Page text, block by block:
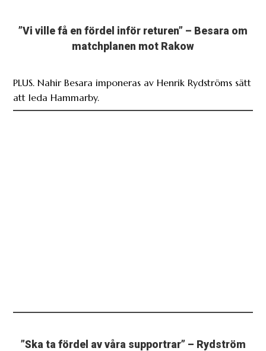
”Vi ville få en fördel inför returen” – Besara om
matchplanen mot Rakow
PLUS. Nahir Besara imponeras av Henrik Rydströms sätt
att leda Hammarby.
”Ska ta fördel av våra supportrar” – Rydström